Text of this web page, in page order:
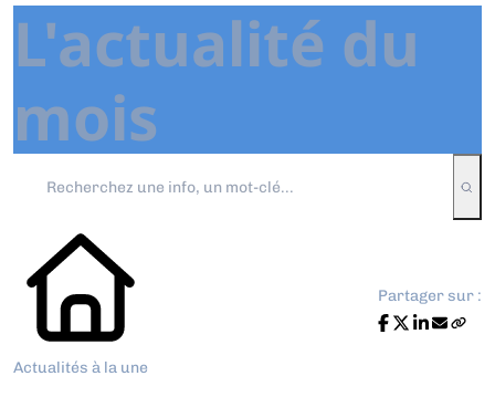
L'actualité du
mois
Actualités à la une
Partager sur :